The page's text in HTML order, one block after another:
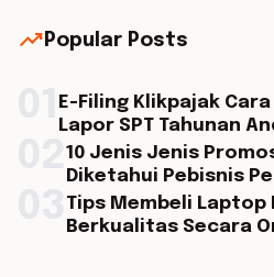
trending_up Popular Posts
E-Filing Klikpajak
Lapor SPT Tahunan
10 Jenis Jenis
Diketahui Pebisnis
Tips Membeli Laptop
Berkualitas Secara